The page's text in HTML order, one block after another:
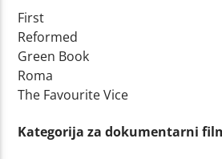
First
Reformed
Green Book
Roma
The Favourite Vice
Kategorija za dokumentarni